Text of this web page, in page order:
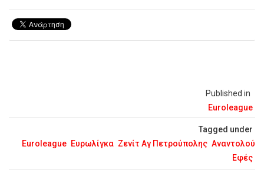
Published in
Euroleague
Tagged under
Euroleague Ευρωλίγκα Ζενίτ Αγ Πετρούπολης Αναντολού
Εφές